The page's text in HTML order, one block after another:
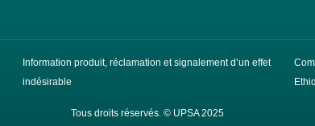
Information produit, réclamation et signalement d’un effet
indésirable
Tous droits réservés. © UPSA 2025